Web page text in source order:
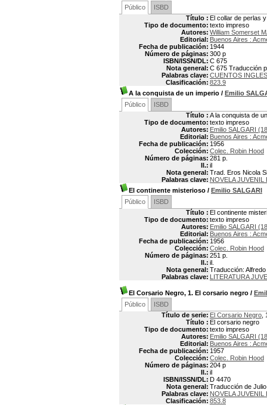
Público
ISBD
Título : El collar de perlas
Tipo de documento: texto impreso
Autores: William Somerset
Editorial: Buenos Aires :
Fecha de publicación: 1944
Número de páginas: 300 p
ISBN/ISSN/DL: C 675
Nota general: C 675 Traducción
Palabras clave: CUENTOS
Clasificación: 823.9
A la conquista de un imperio / Emilio
Público
ISBD
Título : A la conquista de
Tipo de documento: texto impreso
Autores: Emilio SALGARI
Editorial: Buenos Aires :
Fecha de publicación: 1956
Colección: Colec. Robin Hood
Número de páginas: 281 p.
Il.: il
Nota general: Trad. Eros Nicola
Palabras clave: NOVELA JUVENIL
El continente misterioso / Emilio SALGARI
Público
ISBD
Título : El continente
Tipo de documento: texto impreso
Autores: Emilio SALGARI
Editorial: Buenos Aires :
Fecha de publicación: 1956
Colección: Colec. Robin Hood
Número de páginas: 251 p.
Il.: il.
Nota general: Traducción:
Palabras clave: LITERATURA
El Corsario Negro, 1. El corsario negro /
Público
ISBD
Título de serie: El Corsario Negro ,
Título : El corsario negro
Tipo de documento: texto impreso
Autores: Emilio SALGARI
Editorial: Buenos Aires :
Fecha de publicación: 1957
Colección: Colec. Robin Hood
Número de páginas: 204 p
Il.: il
ISBN/ISSN/DL: D 4470
Nota general: Traducción de
Palabras clave: NOVELA JUVENIL
Clasificación: 853.8